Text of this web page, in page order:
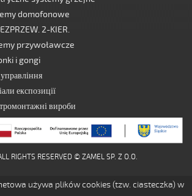
domofonowe
2-KIER.
przywoławcze
i gongi
експозиції
вироби
RIGHTS RESERVED © ZAMEL SP. Z O.O.
używa plików cookies (tzw. ciasteczka) w